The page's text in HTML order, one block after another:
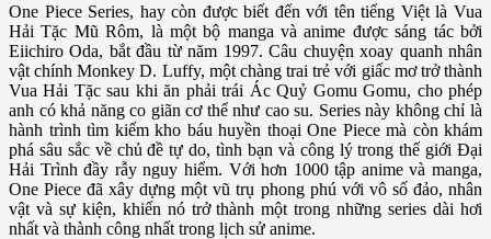
One Piece Series, hay còn được biết đến với tên tiếng Việt là Vua
Hải Tặc Mũ Rôm, là một bộ manga và anime được sáng tác bởi
Eiichiro Oda, bắt đầu từ năm 1997. Câu chuyện xoay quanh nhân
vật chính Monkey D. Luffy, một chàng trai trẻ với giấc mơ trở thành
Vua Hải Tặc sau khi ăn phải trái Ác Quỷ Gomu Gomu, cho phép
anh có khả năng co giãn cơ thể như cao su. Series này không chỉ là
hành trình tìm kiếm kho báu huyền thoại One Piece mà còn khám
phá sâu sắc về chủ đề tự do, tình bạn và công lý trong thế giới Đại
Hải Trình đầy rẫy nguy hiểm. Với hơn 1000 tập anime và manga,
One Piece đã xây dựng một vũ trụ phong phú với vô số đảo, nhân
vật và sự kiện, khiến nó trở thành một trong những series dài hơi
nhất và thành công nhất trong lịch sử anime.